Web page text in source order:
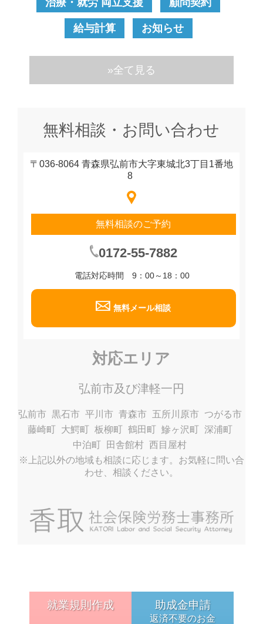
給与計算 お知らせ
»全て見る
無料相談・お問い合わせ
〒036-8064 青森県弘前市大字東城北3丁目1番地
8
無料相談のご予約
0172-55-7882
電話対応時間 9：00～18：00
無料メール相談
対応エリア
弘前市及び津軽一円
弘前市 黒石市 平川市 青森市 五所川原市 つがる市
藤崎町 大鰐町 板柳町 鶴田町 鰺ヶ沢町 深浦町
中泊町
田舎館村 西目屋村
※上記以外の地域も相談に応じます。お気軽に問い合
わせ、相談ください。
就業規則作成 助成金申請
返済不要のお金